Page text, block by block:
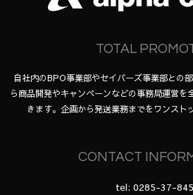
TOTAL
自社内のBPO事業部やセイバーズ事業部との
ら商品開発やキャンペーンなどの事務局運営を
きます。企画から発送業務までをワンスト
CONTACT
tel: 0285-37-